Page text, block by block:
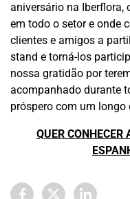
aniversário na
em todo o setor e onde
clientes e amigos a
stand e torná-los
nossa gratidão por
acompanhado durante
próspero com um longo
QUER